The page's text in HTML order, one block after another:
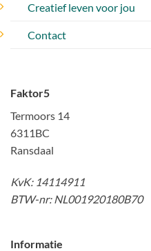
Faktor5
Termoors 14
6311BC
Ransdaal
KvK: 14114911
BTW-nr: NL001920180B70
Informatie
Creatief leven voor jou
Contact